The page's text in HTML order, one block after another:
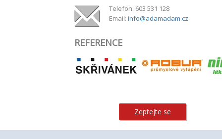
Telefon: 603 531 128
Email: info@adamadam.cz
REFERENCE
Zeptejte se